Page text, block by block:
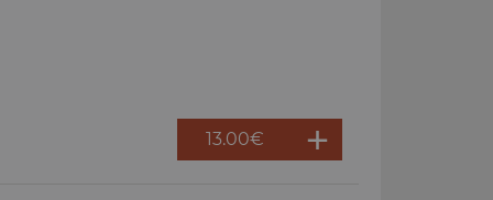
13.00€